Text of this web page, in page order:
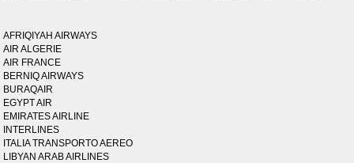
AFRIQIYAH AIRWAYS
AIR ALGERIE
AIR FRANCE
BERNIQ AIRWAYS
BURAQAIR
EGYPT AIR
EMIRATES AIRLINE
INTERLINES
ITALIA TRANSPORTO AEREO
LIBYAN ARAB AIRLINES